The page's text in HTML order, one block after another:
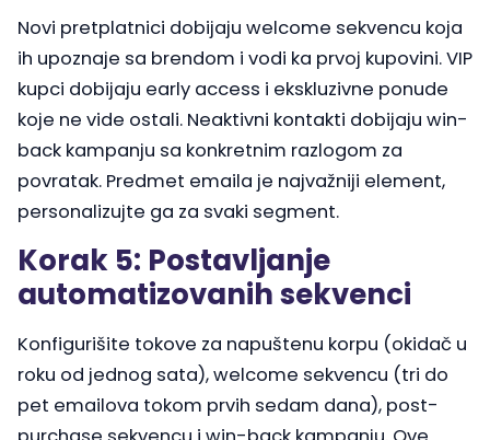
Novi pretplatnici dobijaju welcome sekvencu koja
ih upoznaje sa brendom i vodi ka prvoj kupovini. VIP
kupci dobijaju early access i ekskluzivne ponude
koje ne vide ostali. Neaktivni kontakti dobijaju win-
back kampanju sa konkretnim razlogom za
povratak. Predmet emaila je najvažniji element,
personalizujte ga za svaki segment.
Korak 5: Postavljanje
automatizovanih sekvenci
Konfigurišite tokove za napuštenu korpu (okidač u
roku od jednog sata), welcome sekvencu (tri do
pet emailova tokom prvih sedam dana), post-